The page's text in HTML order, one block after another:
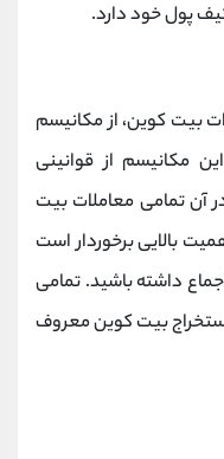
پول خود دارد.
بیت کوین، از مکانیسم
مکانیسم از قوانینی
تمامی معاملات بیت
بالایی برخوردار است
داشته باشید. تمامی
استخراج بیت کوین معروف